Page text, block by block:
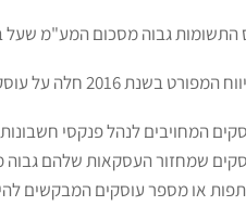
גבוה מסכום המע"מ
חלה על עוסקים, מלכ"רים ומוסדות כספיים, כמפורט להלן:
המחויבים לנהל פנקסי
שמחזור העסקאות שלהם גבוה
או מספר עוסקים המבקשים